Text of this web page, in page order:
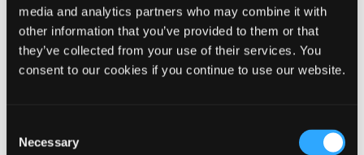
media and analytics partners who may combine it with
other information that you’ve provided to them or that
they’ve collected from your use of their services. You
consent to our cookies if you continue to use our website.
Selection
Necessary
Åbningstider:
Mandag - torsdag: 08.00 - 20.00
Fredag: 08.00 - 16.00
Søndag: 16.00 - 20.00